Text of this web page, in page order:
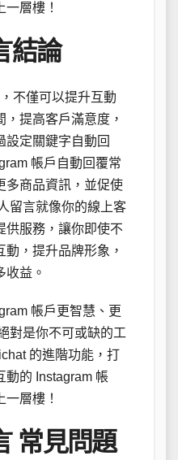
層樓！
結論
不僅可以提升互動
提高客戶滿意度，
設定關鍵字自動回
帳戶自動回覆常
多商品資訊，並促使
留言就像你的線上客
供服務，讓你即使不
，提升品牌形象，
收益。
帳戶更智慧、更
對是你不可或缺的工
的進階功能，打
動的 Instagram 帳
層樓！
常見問題